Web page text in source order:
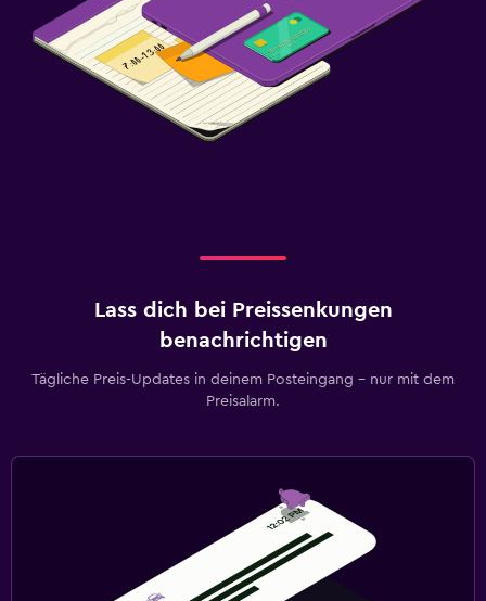
Lass dich bei Preissenkungen
benachrichtigen
Tägliche Preis-Updates in deinem Posteingang – nur mit dem
Preisalarm.